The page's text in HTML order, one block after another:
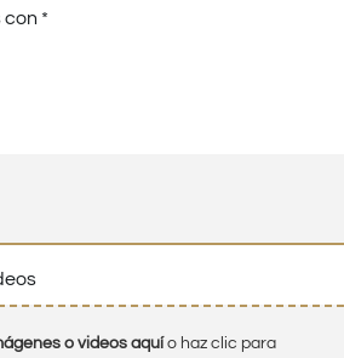
con *
o videos aquío haz clic para